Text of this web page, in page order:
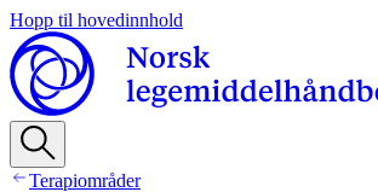
Hopp til hovedinnhold
Terapiområder